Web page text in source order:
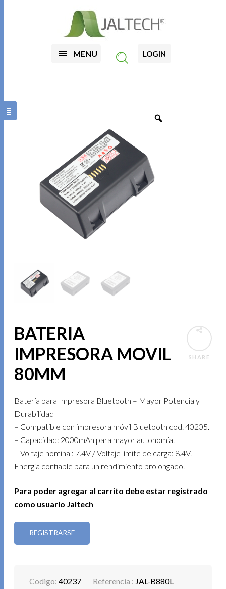
MENU LOGIN
SHARE
BATERIA
IMPRESORA MOVIL
80MM
Batería para Impresora Bluetooth – Mayor Potencia y
Durabilidad
– Compatible con impresora móvil Bluetooth cod. 40205.
– Capacidad: 2000mAh para mayor autonomía.
– Voltaje nominal: 7.4V / Voltaje límite de carga: 8.4V.
Energía confiable para un rendimiento prolongado.
Para poder agregar al carrito debe estar registrado
como usuario Jaltech
REGISTRARSE
Codigo:40237 Referencia : JAL-B880L